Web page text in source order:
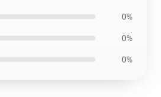
0%
0%
0%